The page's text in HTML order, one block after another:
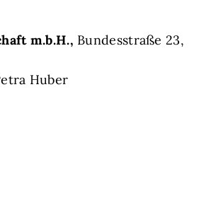
m.b.H., Bundesstraße 23,
Huber